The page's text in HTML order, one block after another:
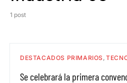
1 post
DESTACADOS PRIMARIOS
Se celebrará la primera